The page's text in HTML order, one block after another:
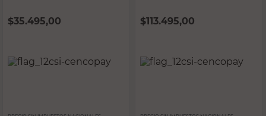
$35.495,00 $113.495,00